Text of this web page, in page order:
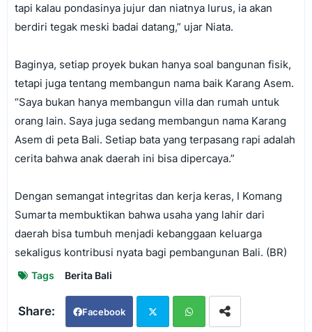
tapi kalau pondasinya jujur dan niatnya lurus, ia akan
berdiri tegak meski badai datang,” ujar Niata.
Baginya, setiap proyek bukan hanya soal bangunan fisik,
tetapi juga tentang membangun nama baik Karang Asem.
“Saya bukan hanya membangun villa dan rumah untuk
orang lain. Saya juga sedang membangun nama Karang
Asem di peta Bali. Setiap bata yang terpasang rapi adalah
cerita bahwa anak daerah ini bisa dipercaya.”
Dengan semangat integritas dan kerja keras, I Komang
Sumarta membuktikan bahwa usaha yang lahir dari
daerah bisa tumbuh menjadi kebanggaan keluarga
sekaligus kontribusi nyata bagi pembangunan Bali. (BR)
Tags Berita Bali
Facebook